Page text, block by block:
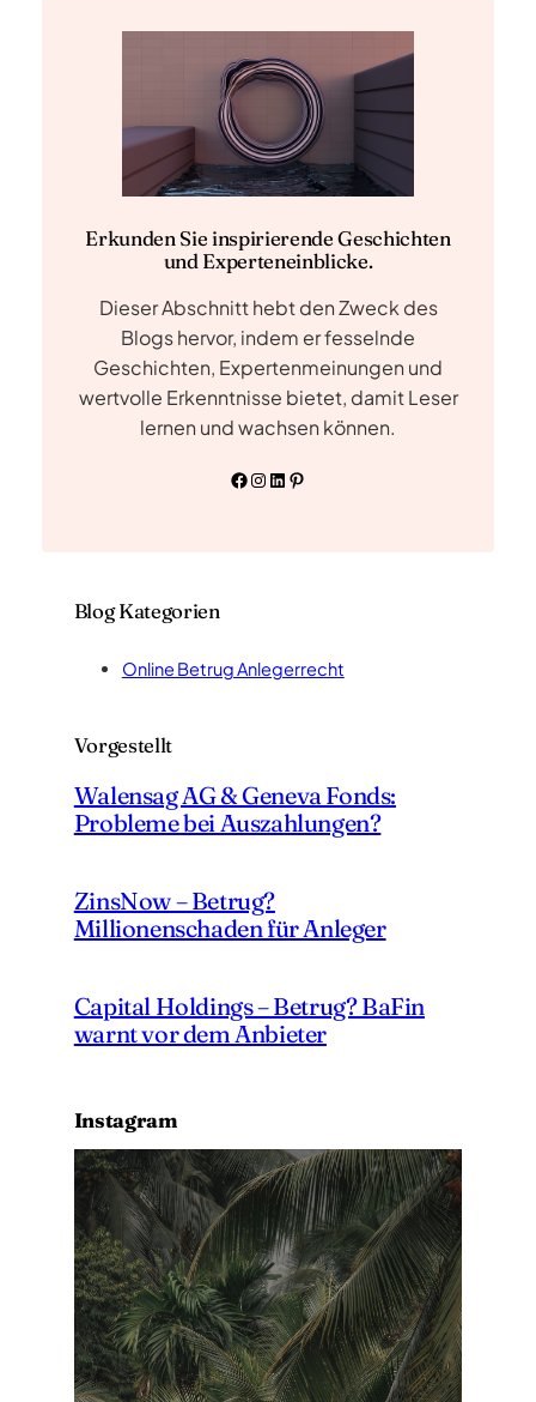
Erkunden Sie inspirierende Geschichten
und Experteneinblicke.
Dieser Abschnitt hebt den Zweck des
Blogs hervor, indem er fesselnde
Geschichten, Expertenmeinungen und
wertvolle Erkenntnisse bietet, damit Leser
lernen und wachsen können.
Facebook InstagramLinkedIn Pinterest
Blog Kategorien
Online Betrug Anlegerrecht
Vorgestellt
Walensag AG & Geneva Fonds:
Probleme bei Auszahlungen?
ZinsNow – Betrug?
Millionenschaden für Anleger
Capital Holdings – Betrug? BaFin
warnt vor dem Anbieter
Instagram